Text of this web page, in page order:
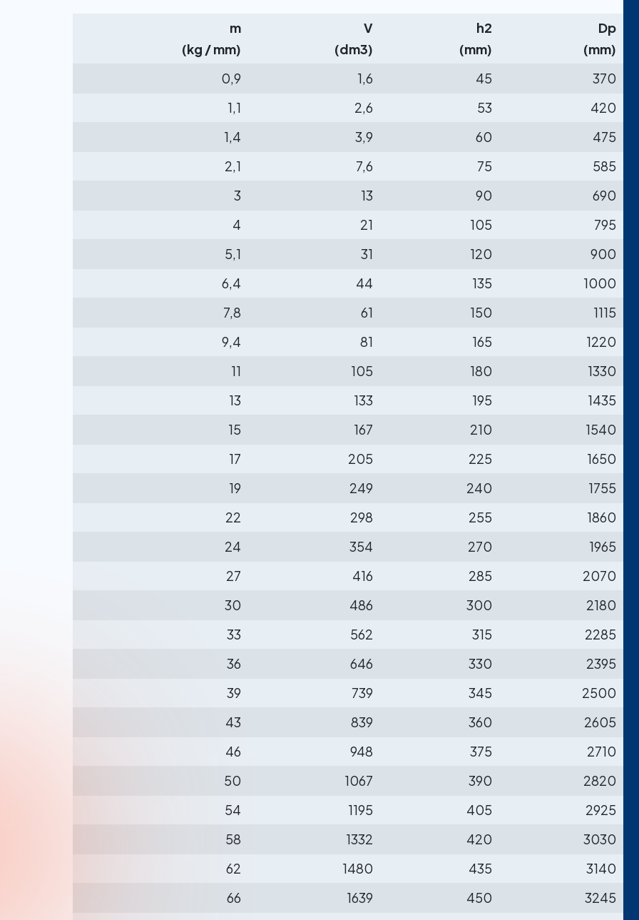
Dp
(mm)
h2
(mm)
V
(dm3)
m
(kg / mm)
370
45
1,6
0,9
420
53
2,6
1,1
475
60
3,9
1,4
585
75
7,6
2,1
690
90
13
3
795
105
21
4
900
120
31
5,1
1000
135
44
6,4
1115
150
61
7,8
1220
165
81
9,4
1330
180
105
11
1435
195
133
13
1540
210
167
15
1650
225
205
17
1755
240
249
19
1860
255
298
22
1965
270
354
24
2070
285
416
27
2180
300
486
30
2285
315
562
33
2395
330
646
36
2500
345
739
39
2605
360
839
43
2710
375
948
46
2820
390
1067
50
2925
405
1195
54
3030
420
1332
58
3140
435
1480
62
3245
450
1639
66